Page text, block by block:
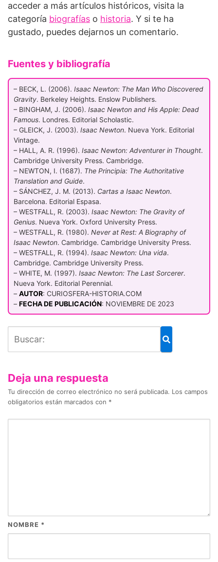
acceder a más artículos históricos, visita la
categoría biografías o historia. Y si te ha
gustado, puedes dejarnos un comentario.
Fuentes y bibliografía
– BECK, L. (2006). Isaac Newton: The Man Who Discovered
Gravity. Berkeley Heights. Enslow Publishers.
– BINGHAM, J. (2006). Isaac Newton and His Apple: Dead
Famous. Londres. Editorial Scholastic.
– GLEICK, J. (2003). Isaac Newton. Nueva York. Editorial
Vintage.
– HALL, A. R. (1996). Isaac Newton: Adventurer in Thought.
Cambridge University Press. Cambridge.
– NEWTON, I. (1687). The Principia: The Authoritative
Translation and Guide.
– SÁNCHEZ, J. M. (2013). Cartas a Isaac Newton.
Barcelona. Editorial Espasa.
– WESTFALL, R. (2003). Isaac Newton: The Gravity of
Genius. Nueva York. Oxford University Press.
– WESTFALL, R. (1980). Never at Rest: A Biography of
Isaac Newton. Cambridge. Cambridge University Press.
– WESTFALL, R. (1994). Isaac Newton: Una vida.
Cambridge. Cambridge University Press.
– WHITE, M. (1997). Isaac Newton: The Last Sorcerer.
Nueva York. Editorial Perennial.
– AUTOR: CURIOSFERA-HISTORIA.COM
– FECHA DE PUBLICACIÓN: NOVIEMBRE DE 2023
Deja una respuesta
Tu dirección de correo electrónico no será publicada. Los campos
obligatorios están marcados con *
NOMBRE *